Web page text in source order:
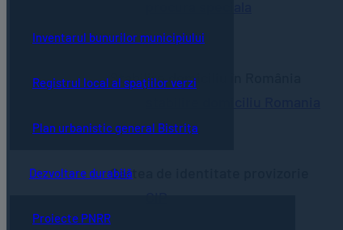
Inventarul bunurilor municipiului
Registrul local al spațiilor verzi
Plan urbanistic general Bistrița
Dezvoltare durabilă
Proiecte PNRR
Stabilire domiciliu în România
Cartea de identitate provizorie